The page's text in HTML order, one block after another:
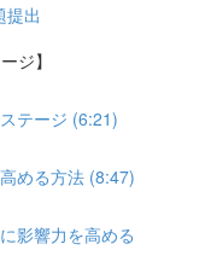
出
ジ】
テージ (6:21)
める方法 (8:47)
影響力を高める